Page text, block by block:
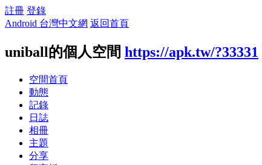
註冊 登錄
Android 台灣中文網 返回首頁
uniball的個人空間 https://apk.tw/?33331
空間首頁
動態
記錄
日誌
相冊
主題
分享